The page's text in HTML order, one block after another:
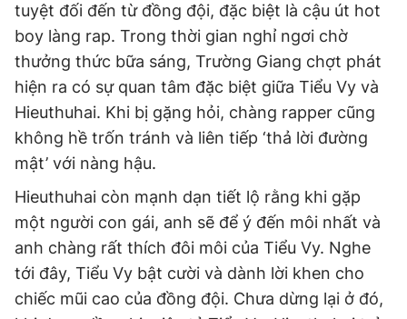
tuyệt đối đến từ đồng đội, đặc biệt là cậu út hot
boy làng rap. Trong thời gian nghỉ ngơi chờ
thưởng thức bữa sáng, Trường Giang chợt phát
hiện ra có sự quan tâm đặc biệt giữa Tiểu Vy và
Hieuthuhai. Khi bị gặng hỏi, chàng rapper cũng
không hề trốn tránh và liên tiếp ‘thả lời đường
mật’ với nàng hậu.
Hieuthuhai còn mạnh dạn tiết lộ rằng khi gặp
một người con gái, anh sẽ để ý đến môi nhất và
anh chàng rất thích đôi môi của Tiểu Vy. Nghe
tới đây, Tiểu Vy bật cười và dành lời khen cho
chiếc mũi cao của đồng đội. Chưa dừng lại ở đó,